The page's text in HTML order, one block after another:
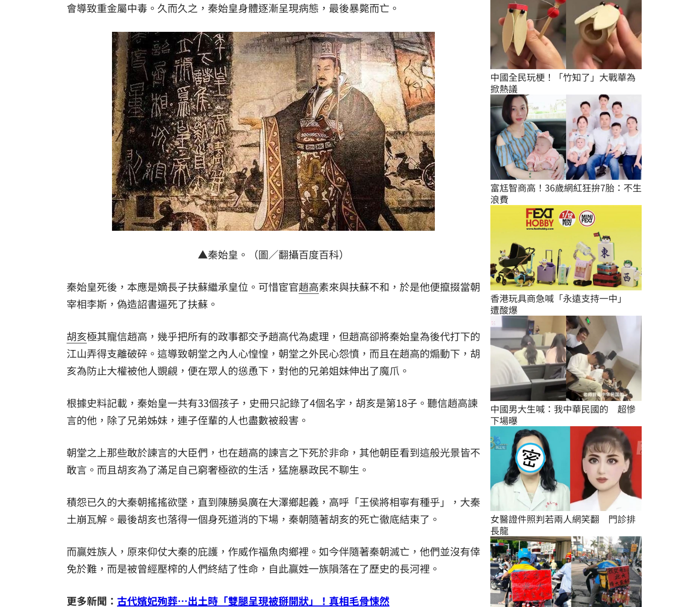
會導致重金屬中毒。久而久之，秦始皇身體逐漸呈現病態，最後暴斃而亡。
▲秦始皇。（圖／翻攝百度百科）
秦始皇死後，本應是嫡長子扶蘇繼承皇位。可惜宦官趙高素來與扶蘇不和，於是他便攛掇當朝
宰相李斯，偽造詔書逼死了扶蘇。
胡亥極其寵信趙高，幾乎把所有的政事都交予趙高代為處理，但趙高卻將秦始皇為後代打下的
江山弄得支離破碎。這導致朝堂之內人心惶惶，朝堂之外民心怨憤，而且在趙高的煽動下，胡
亥為防止大權被他人覬覦，便在眾人的慫恿下，對他的兄弟姐妹伸出了魔爪。
根據史料記載，秦始皇一共有33個孩子，史冊只記錄了4個名字，胡亥是第18子。聽信趙高諫
言的他，除了兄弟姊妹，連子侄輩的人也盡數被殺害。
朝堂之上那些敢於諫言的大臣們，也在趙高的諫言之下死於非命，其他朝臣看到這般光景皆不
敢言。而且胡亥為了滿足自己窮奢極欲的生活，猛施暴政民不聊生。
積怨已久的大秦朝搖搖欲墜，直到陳勝吳廣在大澤鄉起義，高呼「王侯將相寧有種乎」，大秦
土崩瓦解。最後胡亥也落得一個身死道消的下場，秦朝隨著胡亥的死亡徹底結束了。
而贏姓族人，原來仰仗大秦的庇護，作威作福魚肉鄉裡。如今伴隨著秦朝滅亡，他們並沒有倖
免於難，而是被曾經壓榨的人們終結了性命，自此贏姓一族隕落在了歷史的長河裡。
更多新聞： 古代嬪妃殉葬…出土時「雙腿呈現被掰開狀」！真相毛骨悚然
中國全民玩梗！「竹知了」大戰華為
掀熱議
富尪智商高！36歲網紅狂拚7胎：不生
浪費
香港玩具商急喊「永遠支持一中」
遭酸爆
中國男大生喊：我中華民國的　超慘
下場曝
女醫證件照判若兩人網笑翻　門診排
長龍